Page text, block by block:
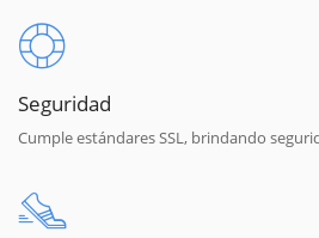
Seguridad
Cumple estándares SSL, brindando